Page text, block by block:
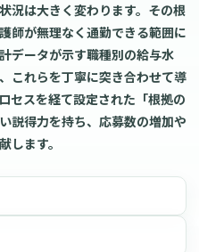
況は大きく変わります。その根
師が無理なく通勤できる範囲に
データが示す職種別の給与水
これらを丁寧に突き合わせて導
セスを経て設定された「根拠の
説得力を持ち、応募数の増加や
します。